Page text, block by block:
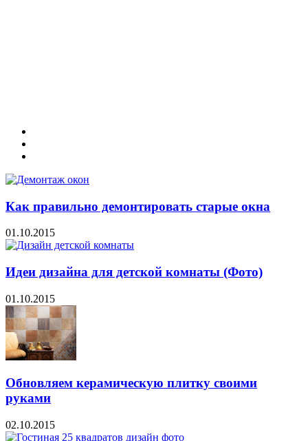
Как правильно демонтировать старые окна
01.10.2015
Идеи дизайна для детской комнаты (Фото)
01.10.2015
Обновляем керамическую плитку своими
руками
02.10.2015